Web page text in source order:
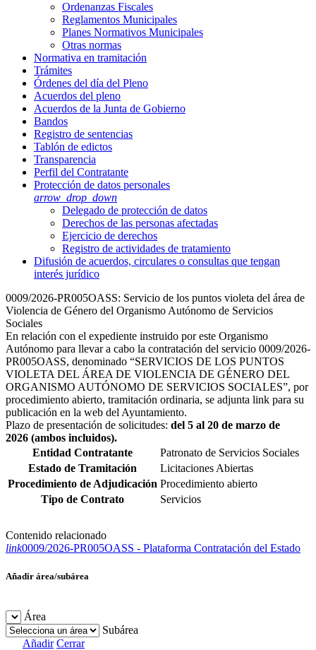
Ordenanzas Fiscales
Reglamentos Municipales
Planes Normativos Municipales
Otras normas
Normativa en tramitación
Trámites
Órdenes del día del Pleno
Acuerdos del pleno
Acuerdos de la Junta de Gobierno
Bandos
Registro de sentencias
Tablón de edictos
Transparencia
Perfil del Contratante
Protección de datos personales
arrow_drop_down
Delegado de protección de datos
Derechos de las personas afectadas
Ejercicio de derechos
Registro de actividades de tratamiento
Difusión de acuerdos, circulares o consultas que tengan
interés jurídico
0009/2026-PR005OASS: Servicio de los puntos violeta del área de
Violencia de Género del Organismo Autónomo de Servicios
Sociales
En relación con el expediente instruido por este Organismo
Autónomo para llevar a cabo la contratación del servicio 0009/2026-
PR005OASS, denominado “SERVICIOS DE LOS PUNTOS
VIOLETA DEL ÁREA DE VIOLENCIA DE GÉNERO DEL
ORGANISMO AUTÓNOMO DE SERVICIOS SOCIALES”, por
procedimiento abierto, tramitación ordinaria, se adjunta link para su
publicación en la web del Ayuntamiento.
Plazo de presentación de solicitudes: del 5 al 20 de marzo de
2026 (ambos incluidos).
Entidad Contratante
Patronato de Servicios Sociales
Estado de Tramitación
Licitaciones Abiertas
Procedimiento de Adjudicación Procedimiento abierto
Tipo de Contrato
Servicios
Contenido relacionado
link0009/2026-PR005OASS - Plataforma Contratación del Estado
Añadir área/subárea
Área
Subárea
Añadir Cerrar